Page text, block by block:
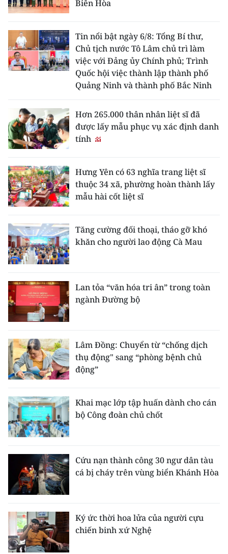
Biên Hòa
Tin nổi bật ngày 6/8: Tổng Bí thư,
Chủ tịch nước Tô Lâm chủ trì làm
việc với Đảng ủy Chính phủ; Trình
Quốc hội việc thành lập thành phố
Quảng Ninh và thành phố Bắc Ninh
Hơn 265.000 thân nhân liệt sĩ đã
được lấy mẫu phục vụ xác định danh
tính
Hưng Yên có 63 nghĩa trang liệt sĩ
thuộc 34 xã, phường hoàn thành lấy
mẫu hài cốt liệt sĩ
Tăng cường đối thoại, tháo gỡ khó
khăn cho người lao động Cà Mau
Lan tỏa “văn hóa tri ân” trong toàn
ngành Đường bộ
Lâm Đồng: Chuyển từ “chống dịch
thụ động" sang “phòng bệnh chủ
động”
Khai mạc lớp tập huấn dành cho cán
bộ Công đoàn chủ chốt
Cứu nạn thành công 30 ngư dân tàu
cá bị cháy trên vùng biển Khánh Hòa
Ký ức thời hoa lửa của người cựu
chiến binh xứ Nghệ